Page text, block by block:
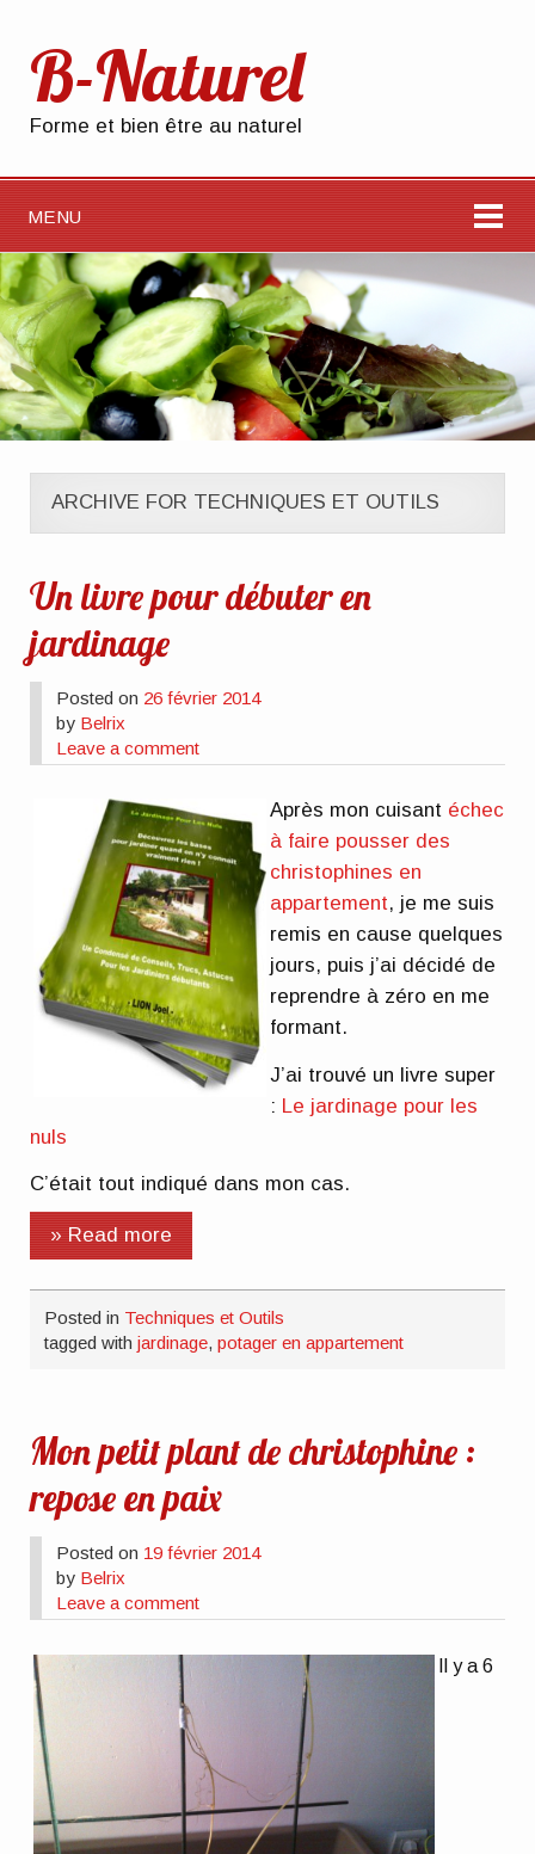
B-Naturel
Forme et bien être au naturel
MENU
ARCHIVE FOR TECHNIQUES ET OUTILS
Un livre pour débuter en
jardinage
Posted on 26 février 2014
by Belrix
Leave a comment
Après mon cuisant échec
à faire pousser des
christophines en
appartement, je me suis
remis en cause quelques
jours, puis j’ai décidé de
reprendre à zéro en me
formant.
J’ai trouvé un livre super
: Le jardinage pour les
nuls
C’était tout indiqué dans mon cas.
» Read more
Posted in Techniques et Outils
tagged withjardinage,potager en appartement
Mon petit plant de christophine :
repose en paix
Posted on 19 février 2014
by Belrix
Leave a comment
Il y a 6